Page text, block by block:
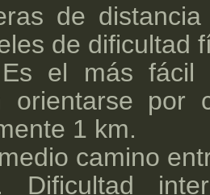
de
de dificultad
el más fácil
orientarse por
1 km.
camino
Dificultad